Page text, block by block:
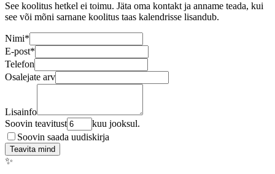
See koolitus hetkel ei toimu. Jäta oma kontakt ja anname teada, kui
see või mõni sarnane koolitus taas kalendrisse lisandub.
Nimi*
E-post*
Telefon
Osalejate arv
Lisainfo
Soovin teavitust
kuu jooksul.
Soovin saada uudiskirja
Teavita mind
✨